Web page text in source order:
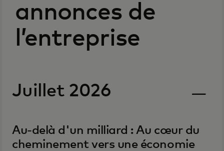
annonces de
l’entreprise
Juillet 2026
Au-delà d'un milliard : Au cœur du
cheminement vers une économie